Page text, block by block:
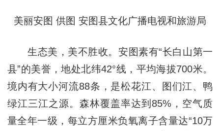
美丽安图 供图 安图县文化广播电视和旅游局
生态美，美不胜收。安图素有“长白山第一
县”的美誉，地处北纬42°线，平均海拔700米。
境内有大小河流88条，是松花江、图们江、鸭
绿江三江之源。森林覆盖率达到85%，空气质
量全年一级，每立方厘米负氧离子含量达“10万